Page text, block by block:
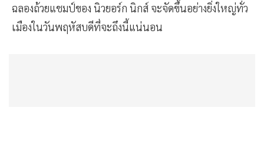
ฉลองถ้วยแชมป์ของ นิวยอร์ก นิกส์ จะจัดขึ้นอย่างยิ่งใหญ่ทั่ว
เมืองในวันพฤหัสบดีที่จะถึงนี้แน่นอน